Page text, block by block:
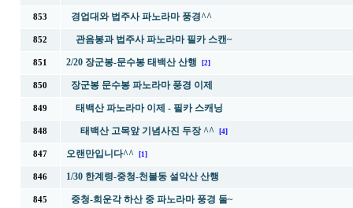
853 경업대와 법주사 파노라마 풍경^^
852 관음봉과 법주사 파노라마 필카 스캔~
851 2/20 장군봉-문수봉 태백산 산행 [2]
850 장군봉 문수봉 파노라마 풍경 이제
849 태백산 파노라마 이제 - 필카 스캐닝
848 태백산 고목앞 기념사진 두장 ^^ [4]
847 오랜만입니다^^ [1]
846 1/30 한계령-중청-천불동 설악산 산행
845 중청-희운각 하산 중 파노라마 풍경 둘~